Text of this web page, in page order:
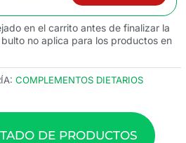
en el carrito antes de finalizar la
no aplica para los productos en
COMPLEMENTOS DIETARIOS
DE PRODUCTOS